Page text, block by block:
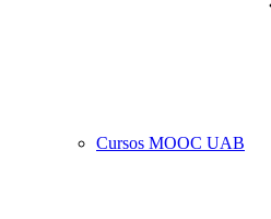
Cursos MOOC UAB